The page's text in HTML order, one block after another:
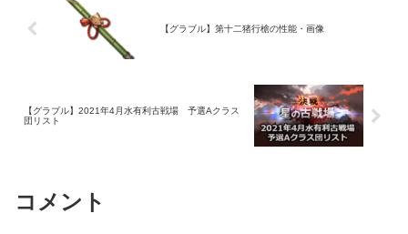
【グラブル】第十二猪行槍の性能・画像
【グラブル】2021年4月水有利古戦場 予選Aクラス
団リスト
コメント